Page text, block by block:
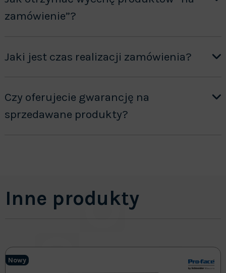
zamówienie”?
Jaki jest czas realizacji zamówienia?
Czy oferujecie gwarancję na
sprzedawane produkty?
Inne produkty
Nowy